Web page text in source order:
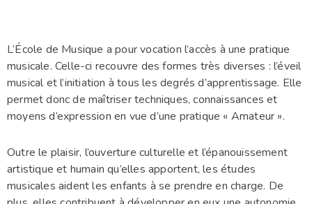
L’École de Musique a pour vocation l’accès à une pratique
musicale. Celle-ci recouvre des formes très diverses : l’éveil
musical et l’initiation à tous les degrés d’apprentissage. Elle
permet donc de maîtriser techniques, connaissances et
moyens d’expression en vue d’une pratique « Amateur ».
Outre le plaisir, l’ouverture culturelle et l’épanouissement
artistique et humain qu’elles apportent, les études
musicales aident les enfants à se prendre en charge. De